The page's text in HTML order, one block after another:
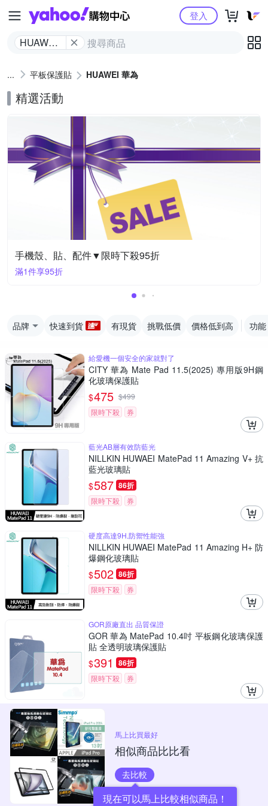
Yahoo購物中心
HUAWEI
登入
平板保護貼 HUAWEI 華為
精選活動
手機殼、貼、配件▼限時下殺95折
滿1件享95折
品牌 快速到貨 有現貨 挑戰低價 價格低到高 功能
給愛機一個安全的家就對了
CITY 華為 Mate Pad 11.5(2025) 專用版9H鋼
化玻璃保護貼
$475 $499
限時下殺
券
藍光AB層有效防藍光
NILLKIN HUWAEI MatePad 11 Amazing V+ 抗
藍光玻璃貼
$587 86折
限時下殺 券
硬度高達9H,防禦性能強
NILLKIN HUWAEI MatePad 11 Amazing H+ 防
爆鋼化玻璃貼
$502 86折
限時下殺 券
GOR原廠直出 品質保證
GOR 華為 MatePad 10.4吋 平板鋼化玻璃保護
貼 全透明玻璃保護貼
$391 86折
限時下殺 券
馬上比買最好
相似商品比比看
去比較
現在可以馬上比較相似商品！